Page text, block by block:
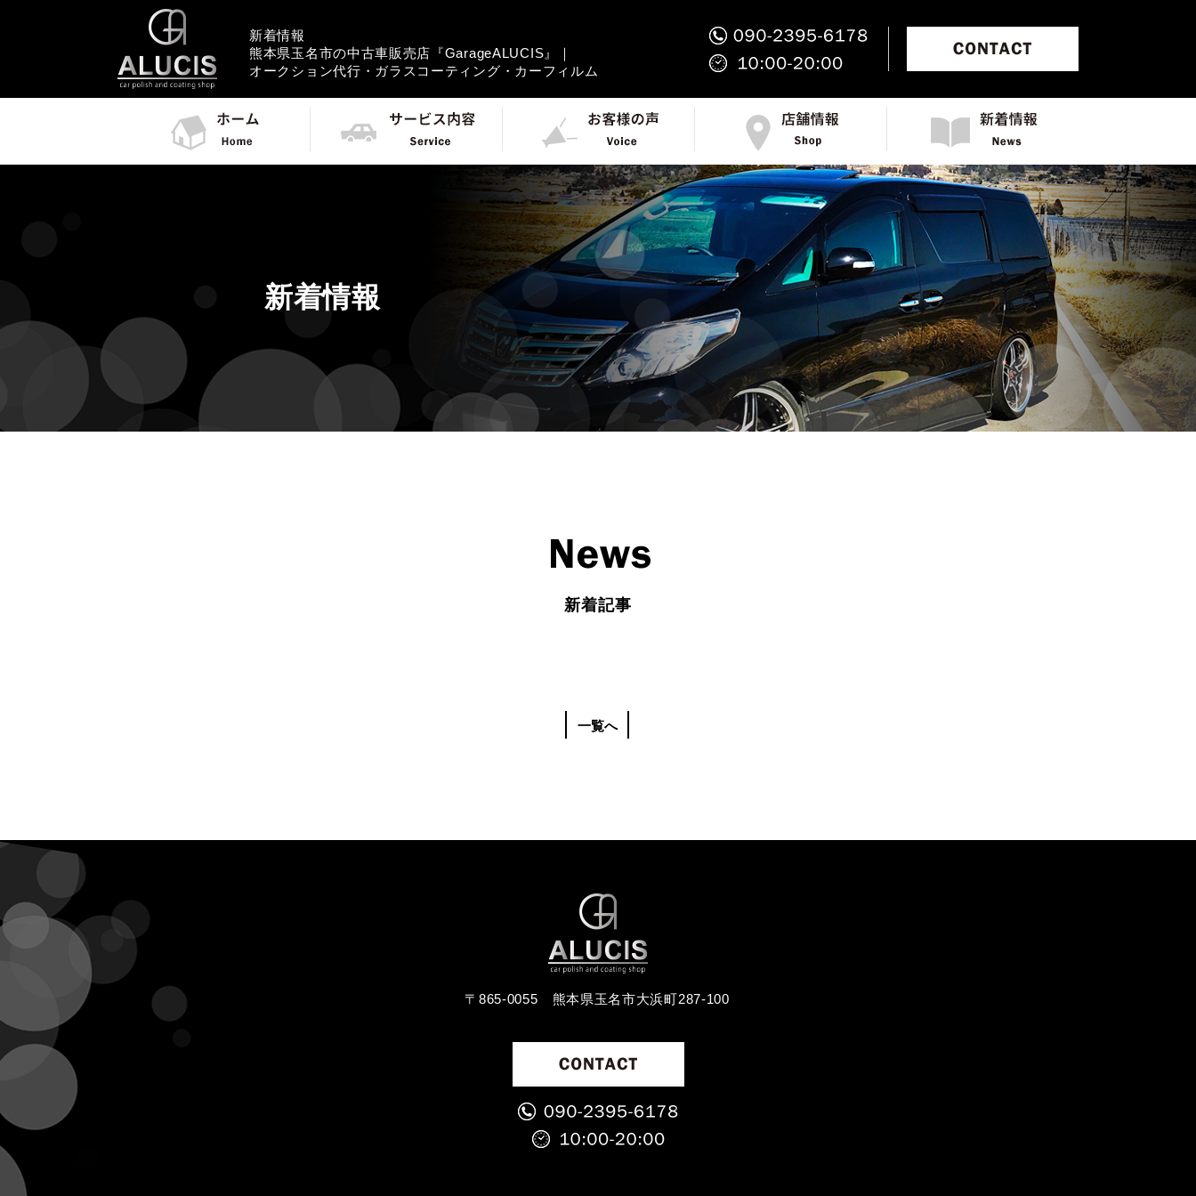
新着情報
熊本県玉名市の中古車販売店『GarageALUCIS』｜
オークション代行・ガラスコーティング・カーフィルム
新着情報
新着記事
一覧へ
〒865-0055 熊本県玉名市大浜町287-100